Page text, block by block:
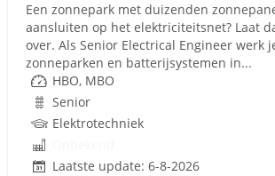
Een zonnepark met duizenden
aansluiten op het elektriciteitsnet? Laat
over. Als Senior Electrical Engineer werk
zonneparken en batterijsystemen in...
HBO, MBO
Senior
Elektrotechniek
Laatste update: 6-8-2026